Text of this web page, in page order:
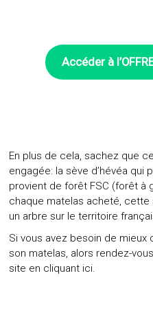
Accéder à
En plus de cela, sachez que
engagée: la sève d’hévéa qui
provient de forêt FSC (forêt à
chaque matelas acheté, cette
un arbre sur le territoire
Si vous avez besoin de
son matelas, alors rendez-
site en cliquant ici.